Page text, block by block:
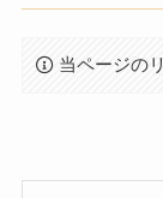
当ページの